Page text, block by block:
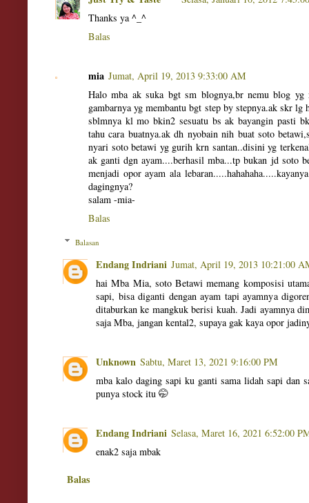
Thanks ya ^_^
Balas
mia Jumat, April 19, 2013 9:33:00 AM
Halo mba ak suka bgt sm blognya,br nemu blog yg
gambarnya yg membantu bgt step by stepnya.ak skr
sblmnya kl mo bkin2 sesuatu bs ak bayangin pasti
tahu cara buatnya.ak dh nyobain nih buat soto
nyari soto betawi yg gurih krn santan..disini yg
ak ganti dgn ayam....berhasil mba...tp bukan jd soto
menjadi opor ayam ala
dagingnya?
salam -mia-
Balas
Balasan
Endang Indriani Jumat, April 19, 2013 10:21:00
hai Mba Mia, soto Betawi memang komposisi
sapi, bisa diganti dengan ayam tapi ayamnya
ditaburkan ke mangkuk berisi kuah. Jadi ayamnya
saja Mba, jangan kental2, supaya gak kaya opor
Unknown Sabtu, Maret 13, 2021 9:16:00 PM
mba kalo daging sapi ku ganti sama lidah sapi dan
punya stock itu 🤭
Endang Indriani Selasa, Maret 16, 2021 6:52:00
enak2 saja mbak
Balas